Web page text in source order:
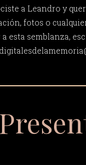
a Leandro y
fotos o
a esta semblanza,